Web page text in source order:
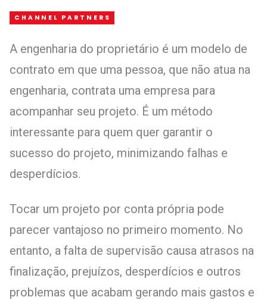
CHANNEL PARTNERS
A engenharia do proprietário é um modelo de
contrato em que uma pessoa, que não atua na
engenharia, contrata uma empresa para
acompanhar seu projeto. É um método
interessante para quem quer garantir o
sucesso do projeto, minimizando falhas e
desperdícios.
Tocar um projeto por conta própria pode
parecer vantajoso no primeiro momento. No
entanto, a falta de supervisão causa atrasos na
finalização, prejuízos, desperdícios e outros
problemas que acabam gerando mais gastos e